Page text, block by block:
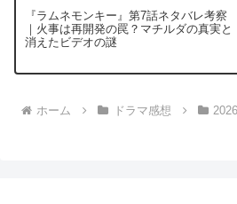
『ラムネモンキー』第7話ネタバレ考察
｜火事は再開発の罠？マチルダの真実と
消えたビデオの謎
ホーム ドラマ感想